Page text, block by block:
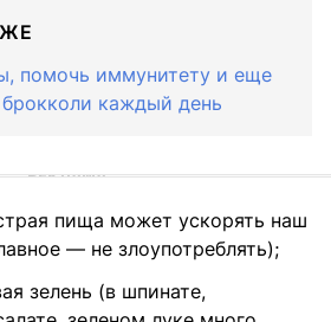
помочь иммунитету и еще
каждый день
пища может ускорять наш
— не злоупотреблять);
зелень (в шпинате,